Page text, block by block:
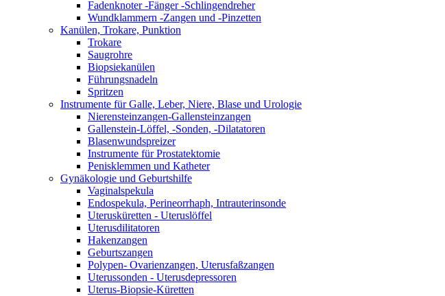
Fadenknoter -Fänger -Schlingendreher
Wundklammern -Zangen und -Pinzetten
Kanülen, Trokare, Punktion
Trokare
Saugrohre
Biopsiekanülen
Führungsnadeln
Spritzen
Instrumente für Galle, Leber, Niere, Blase und Urologie
Nierensteinzangen-Gallensteinzangen
Gallenstein-Löffel, -Sonden, -Dilatatoren
Blasenwundspreizer
Instrumente für Prostatektomie
Penisklemmen und Katheter
Gynäkologie und Geburtshilfe
Vaginalspekula
Endospekula, Perineorrhaph, Intrauterinsonde
Uterusküretten - Uteruslöffel
Uterusdilitatoren
Hakenzangen
Geburtszangen
Polypen- Ovarienzangen, Uterusfaßzangen
Uterussonden - Uterusdepressoren
Uterus-Biopsie-Küretten